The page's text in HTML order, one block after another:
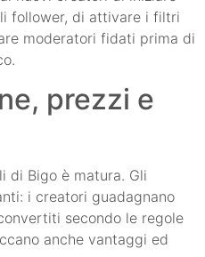
follower, di attivare i filtri
moderatori fidati prima di
prezzi e
di Bigo è matura. Gli
i creatori guadagnano
secondo le regole
anche vantaggi ed